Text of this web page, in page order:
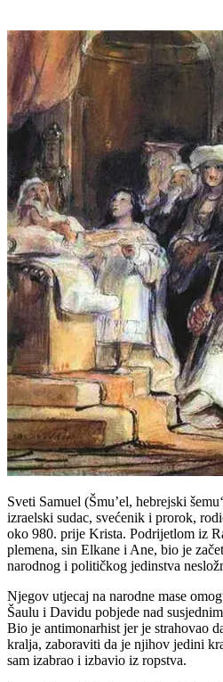
Sveti Samuel (Šmu’el, hebrejski
izraelski sudac, svećenik i prorok,
oko 980. prije Krista. Podrijetlom iz
plemena, sin Elkane i Ane, bio je
narodnog i političkog jedinstva
Njegov utjecaj na narodne mase
Šaulu i Davidu pobjede nad
Bio je antimonarhist jer je strahovao
kralja, zaboraviti da je njihov jedini
sam izabrao i izbavio iz ropstva.